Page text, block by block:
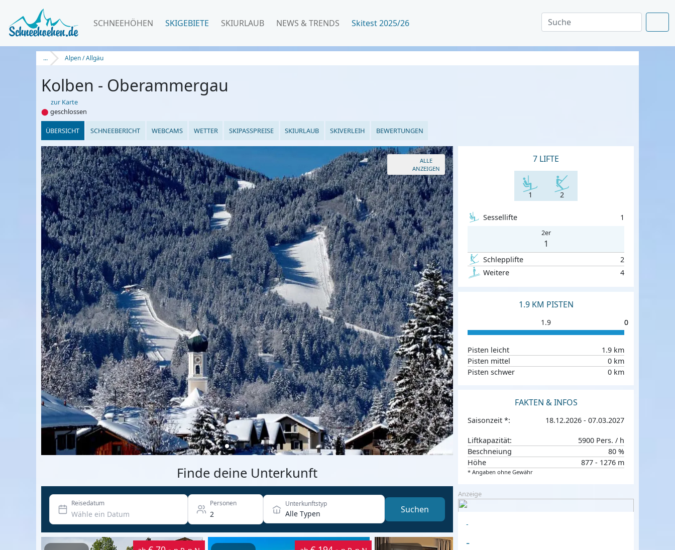
SCHNEEHÖHEN SKIGEBIETE SKIURLAUB NEWS & TRENDS Skitest 2025/26
... Alpen / Allgäu
Kolben - Oberammergau
zur Karte
⬤ geschlossen
ÜBERSICHT SCHNEEBERICHT WEBCAMS WETTER SKIPASSPREISE SKIURLAUB SKIVERLEIH BEWERTUNGEN
ALLE
ANZEIGEN
Finde deine Unterkunft
Reisedatum Personen Unterkunftstyp
Alle Typen Suchen
7 LIFTE
1 2
Sessellifte 1
2er
1
Schlepplifte
2
Weitere
4
1.9 KM PISTEN
1.9 0
0
Pisten leicht
1.9 km
Pisten mittel
0 km
Pisten schwer
0 km
FAKTEN & INFOS
Saisonzeit *: 18.12.2026 - 07.03.2027
Liftkapazität:
5900 Pers. / h
Beschneiung
80 %
Höhe
877 - 1276 m
* Angaben ohne Gewähr
Anzeige
-
-